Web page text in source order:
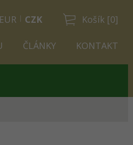
Košík [0]
EUR CZK
ČLÁNKY KONTAKT